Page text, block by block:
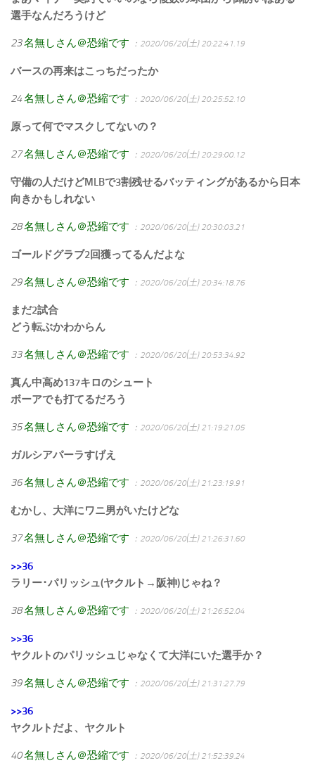
選手なんだろうけど
23名無しさん＠恐縮です ：2020/06/20(土) 20:22:41.19
バースの再来はこっちだったか
24名無しさん＠恐縮です ：2020/06/20(土) 20:25:52.10
原って何でマスクしてないの？
27名無しさん＠恐縮です ：2020/06/20(土) 20:29:00.12
守備の人だけどMLBで3割残せるバッティングがあるから日本
向きかもしれない
28名無しさん＠恐縮です ：2020/06/20(土) 20:30:03.21
ゴールドグラブ2回獲ってるんだよな
29名無しさん＠恐縮です ：2020/06/20(土) 20:34:18.76
まだ2試合
どう転ぶかわからん
33名無しさん＠恐縮です ：2020/06/20(土) 20:53:34.92
真ん中高め137キロのシュート
ボーアでも打てるだろう
35名無しさん＠恐縮です ：2020/06/20(土) 21:19:21.05
ガルシアパーラすげえ
36名無しさん＠恐縮です ：2020/06/20(土) 21:23:19.91
むかし、大洋にワニ男がいたけどな
37名無しさん＠恐縮です ：2020/06/20(土) 21:26:31.60
>>36
ラリー･パリッシュ(ヤクルト→阪神)じゃね？
38名無しさん＠恐縮です ：2020/06/20(土) 21:26:52.04
>>36
ヤクルトのパリッシュじゃなくて大洋にいた選手か？
39名無しさん＠恐縮です ：2020/06/20(土) 21:31:27.79
>>36
ヤクルトだよ、ヤクルト
40名無しさん＠恐縮です ：2020/06/20(土) 21:52:39.24